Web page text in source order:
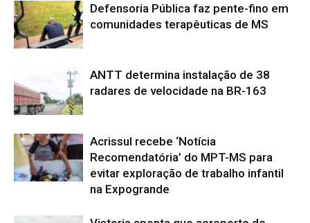
Defensoria Pública faz pente-fino em
comunidades terapêuticas de MS
ANTT determina instalação de 38
radares de velocidade na BR-163
Acrissul recebe ‘Notícia
Recomendatória’ do MPT-MS para
evitar exploração de trabalho infantil
na Expogrande